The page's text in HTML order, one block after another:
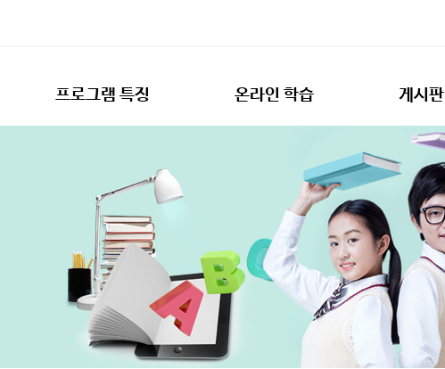
프로그램 특징 온라인 학습 게시판